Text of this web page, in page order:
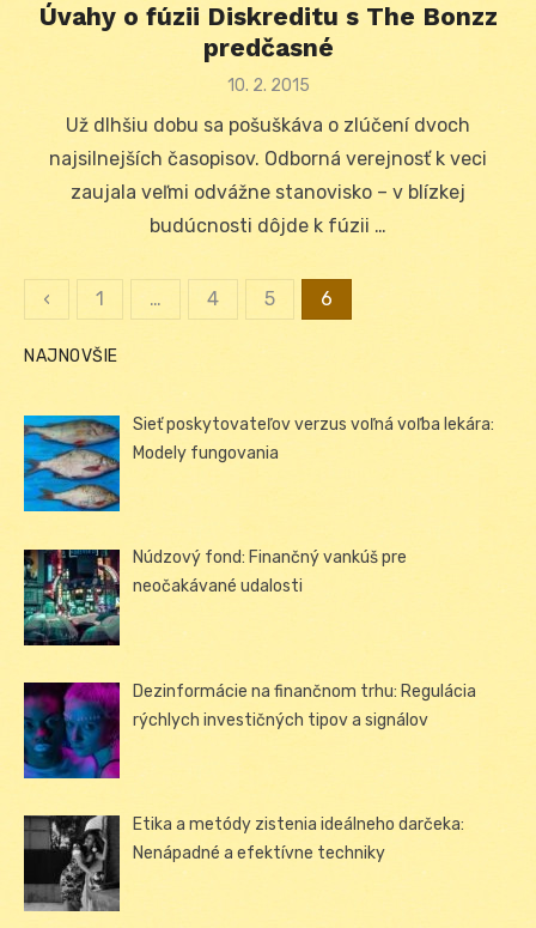
Úvahy o fúzii Diskreditu s The Bonzz
predčasné
Posted
10. 2. 2015
Už dlhšiu dobu sa pošuškáva o zlúčení dvoch
najsilnejších časopisov. Odborná verejnosť k veci
zaujala veľmi odvážne stanovisko – v blízkej
budúcnosti dôjde k fúzii …
Stránkovanie
príspevkov
‹ 1 … 4 5 6
NAJNOVŠIE
Sieť poskytovateľov verzus voľná voľba lekára:
Modely fungovania
Núdzový fond: Finančný vankúš pre
neočakávané udalosti
Dezinformácie na finančnom trhu: Regulácia
rýchlych investičných tipov a signálov
Etika a metódy zistenia ideálneho darčeka:
Nenápadné a efektívne techniky